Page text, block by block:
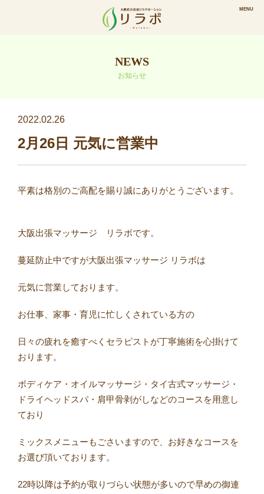
NEWS
お知らせ
2022.02.26
2月26日 元気に営業中
平素は格別のご高配を賜り誠にありがとうございます。⠀
大阪出張マッサージ リラボです。
蔓延防止中ですが大阪出張マッサージ リラボは
元気に営業しております。
お仕事、家事・育児に忙しくされている方の
日々の疲れを癒すべくセラピストが丁寧施術を心掛けて
おります。
ボディケア・オイルマッサージ・タイ古式マッサージ・
ドライヘッドスパ・肩甲骨剥がしなどのコースを用意し
ており
ミックスメニューもごさいますので、お好きなコースを
お選び頂いております。
22時以降は予約が取りづらい状態が多いので早めの御連